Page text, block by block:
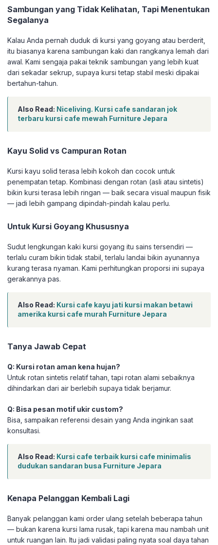
Sambungan yang Tidak Kelihatan, Tapi Menentukan
Segalanya
Kalau Anda pernah duduk di kursi yang goyang atau berderit,
itu biasanya karena sambungan kaki dan rangkanya lemah dari
awal. Kami sengaja pakai teknik sambungan yang lebih kuat
dari sekadar sekrup, supaya kursi tetap stabil meski dipakai
bertahun-tahun.
Also Read: Niceliving. Kursi cafe sandaran jok
terbaru kursi cafe mewah Furniture Jepara
Kayu Solid vs Campuran Rotan
Kursi kayu solid terasa lebih kokoh dan cocok untuk
penempatan tetap. Kombinasi dengan rotan (asli atau sintetis)
bikin kursi terasa lebih ringan — baik secara visual maupun fisik
— jadi lebih gampang dipindah-pindah kalau perlu.
Untuk Kursi Goyang Khususnya
Sudut lengkungan kaki kursi goyang itu sains tersendiri —
terlalu curam bikin tidak stabil, terlalu landai bikin ayunannya
kurang terasa nyaman. Kami perhitungkan proporsi ini supaya
gerakannya pas.
Also Read: Kursi cafe kayu jati kursi makan betawi
amerika kursi cafe murah Furniture Jepara
Tanya Jawab Cepat
Q: Kursi rotan aman kena hujan?
Untuk rotan sintetis relatif tahan, tapi rotan alami sebaiknya
dihindarkan dari air berlebih supaya tidak berjamur.
Q: Bisa pesan motif ukir custom?
Bisa, sampaikan referensi desain yang Anda inginkan saat
konsultasi.
Also Read: Kursi cafe terbaik kursi cafe minimalis
dudukan sandaran busa Furniture Jepara
Kenapa Pelanggan Kembali Lagi
Banyak pelanggan kami order ulang setelah beberapa tahun
— bukan karena kursi lama rusak, tapi karena mau nambah unit
untuk ruangan lain. Itu jadi validasi paling nyata soal daya tahan